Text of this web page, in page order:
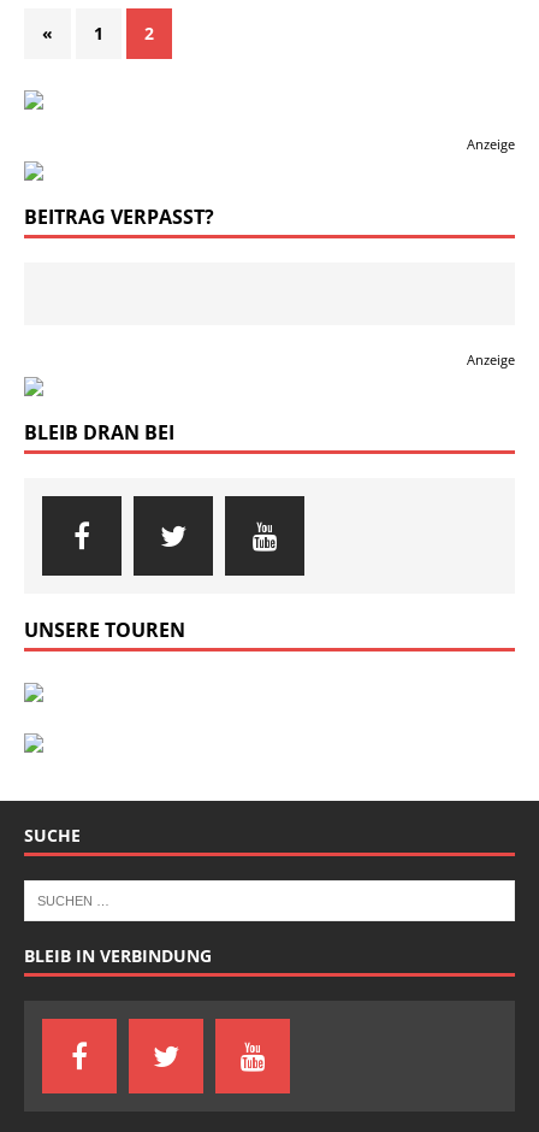
« 1 2
Anzeige
BEITRAG VERPASST?
Anzeige
BLEIB DRAN BEI
UNSERE TOUREN
SUCHE
BLEIB IN VERBINDUNG